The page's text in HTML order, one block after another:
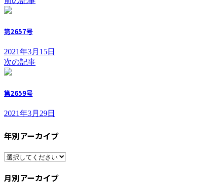
第2657号
2021年3月15日
次の記事
第2659号
2021年3月29日
年別アーカイブ
月別アーカイブ